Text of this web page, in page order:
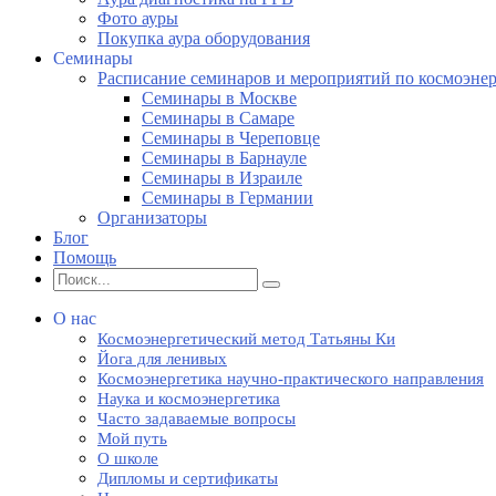
Фото ауры
Покупка аура оборудования
Семинары
Расписание семинаров и мероприятий по
Семинары в Москве
Семинары в Самаре
Семинары в Череповце
Семинары в Барнауле
Семинары в Израиле
Семинары в Германии
Организаторы
Блог
Помощь
О нас
Космоэнергетический метод Татьяны Ки
Йога для ленивых
Космоэнергетика научно-практического направления
Наука и космоэнергетика
Часто задаваемые вопросы
Мой путь
О школе
Дипломы и сертификаты